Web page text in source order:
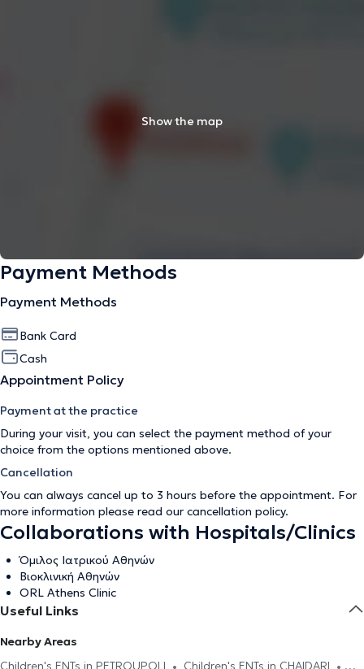
Show the map
Payment Methods
Payment Methods
Bank Card
Cash
Appointment Policy
Payment at the practice
During your visit, you can select the payment method of your
choice from the options mentioned above.
Cancellation
You can always cancel up to 3 hours before the appointment. For
more information please read our cancellation policy.
Collaborations with Hospitals/Clinics
Όμιλος Ιατρικού Αθηνών
Βιοκλινική Αθηνών
ORL Athens Clinic
Useful Links
Nearby Areas
Children's ENTs in PETROUPOLI
Children's ENTs in CHAIDARI